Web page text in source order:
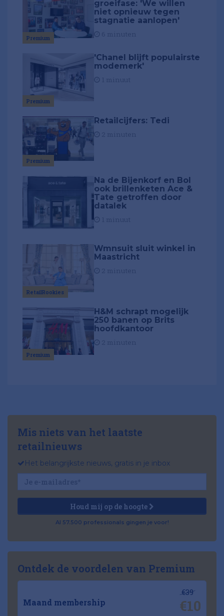
Premium
groeifase: 'We willen
niet opnieuw tegen
stagnatie aanlopen'
Premium
'Chanel blijft populairste
modemerk'
Premium
Retailcijfers: Tedi
Na de Bijenkorf en Bol
ook brillenketen Ace &
Tate getroffen door
datalek
RetailRookies
Wmnsuit sluit winkel in
Maastricht
Premium
H&M schrapt mogelijk
250 banen op Brits
hoofdkantoor
Mis niets van het laatste
retailnieuws
Het belangrijkste nieuws, gratis in je inbox
Houd mij op de hoogte
Al 57.500 professionals gingen je voor!
Ontdek de voordelen van Premium
Maand membership
€39
€10